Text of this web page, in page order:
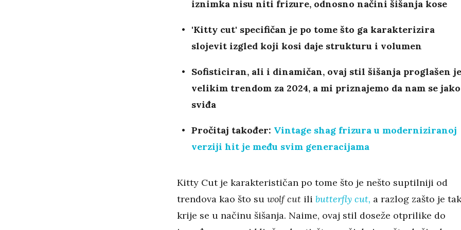
iznimka nisu niti frizure, odnosno načini šišanja kose
'Kitty cut' specifičan je po tome što ga karakterizira
slojevit izgled koji kosi daje strukturu i volumen
Sofisticiran, ali i dinamičan, ovaj stil šišanja proglašen je
velikim trendom za 2024, a mi priznajemo da nam se jako
sviđa
Pročitaj također: Vintage shag frizura u moderniziranoj
verziji hit je među svim generacijama
Kitty Cut je karakterističan po tome što je nešto suptilniji od
trendova kao što su wolf cutili butterfly cut, a razlog zašto je
krije se u načinu šišanja. Naime, ovaj stil doseže otprilike do